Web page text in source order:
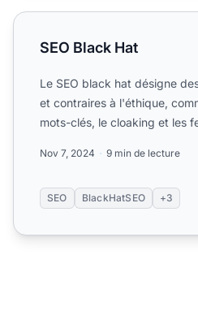
SEO Black Hat
SEO Black Hat
Le SEO black hat désigne
et contraires à l'éthique,
mots-clés, le cloaking et les
Nov 7, 2024 9 min de lecture
SEO BlackHatSEO +3